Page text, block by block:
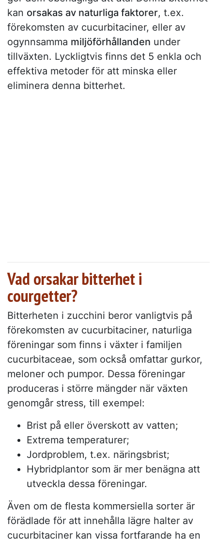
kan orsakas av naturliga faktorer, t.ex.
förekomsten av cucurbitaciner, eller av
ogynnsamma miljöförhållanden under
tillväxten. Lyckligtvis finns det 5 enkla och
effektiva metoder för att minska eller
eliminera denna bitterhet.
Vad orsakar bitterhet i
courgetter?
Bitterheten i zucchini beror vanligtvis på
förekomsten av cucurbitaciner, naturliga
föreningar som finns i växter i familjen
cucurbitaceae, som också omfattar gurkor,
meloner och pumpor. Dessa föreningar
produceras i större mängder när växten
genomgår stress, till exempel:
Brist på eller överskott av vatten;
Extrema temperaturer;
Jordproblem, t.ex. näringsbrist;
Hybridplantor som är mer benägna att
utveckla dessa föreningar.
Även om de flesta kommersiella sorter är
förädlade för att innehålla lägre halter av
cucurbitaciner kan vissa fortfarande ha en